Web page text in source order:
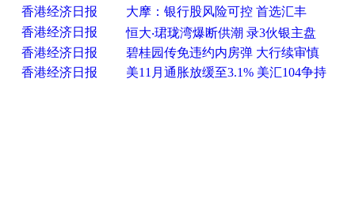
香港经济日报
大摩：银行股风险可控 首选汇丰
香港经济日报
恒大‧珺珑湾爆断供潮 录3伙银主盘
香港经济日报
碧桂园传免违约内房弹 大行续审慎
香港经济日报
美11月通胀放缓至3.1% 美汇104争持